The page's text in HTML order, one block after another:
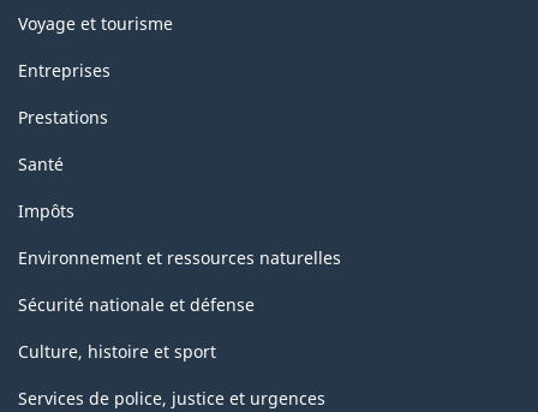
Voyage et tourisme
Entreprises
Prestations
Santé
Impôts
Environnement et ressources naturelles
Sécurité nationale et défense
Culture, histoire et sport
Services de police, justice et urgences